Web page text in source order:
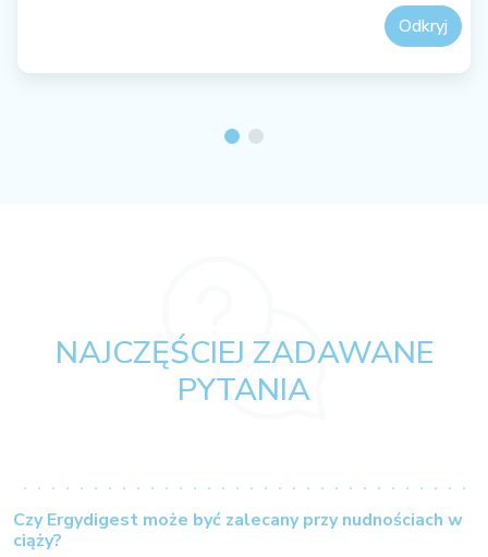
Odkryj
NAJCZĘŚCIEJ ZADAWANE
PYTANIA
Czy Ergydigest może być zalecany przy nudnościach w
ciąży?